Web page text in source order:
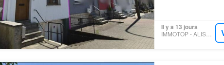
Il y a 13 jours
IMMOTOP - ALISON IMMO